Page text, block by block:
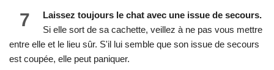
7
Laissez toujours le chat avec une issue de secours.
Si elle sort de sa cachette, veillez à ne pas vous mettre
entre elle et le lieu sûr. S'il lui semble que son issue de secours
est coupée, elle peut paniquer.